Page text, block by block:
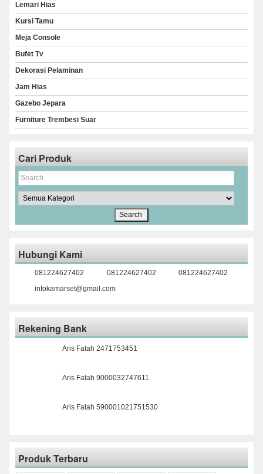
Lemari Hias
Kursi Tamu
Meja Console
Bufet Tv
Dekorasi Pelaminan
Jam Hias
Gazebo Jepara
Furniture Trembesi Suar
Cari Produk
Hubungi Kami
081224627402 081224627402
081224627402
infokamarset@gmail.com
Rekening Bank
Aris Fatah 2471753451
Aris Fatah 9000032747611
Aris Fatah 590001021751530
Produk Terbaru